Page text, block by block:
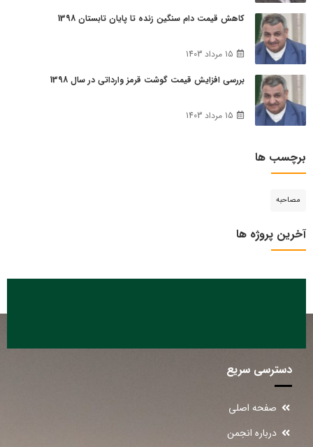
کاهش قیمت دام سنگین زنده تا پایان تابستان 1398
15 مرداد 1403
بررسی افزایش قیمت گوشت قرمز وارداتی در سال 1398
15 مرداد 1403
برچسب ها
مصاحبه
آخرین پروژه ها
دسترسی سریع
صفحه اصلی
درباره انجمن